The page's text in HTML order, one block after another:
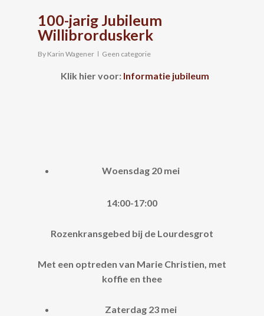
100-jarig Jubileum
Willibrorduskerk
By Karin Wagener Geen categorie
Klik hier voor: Informatie jubileum
Woensdag 20 mei
14:00-17:00
Rozenkransgebed bij de Lourdesgrot
Met een optreden van Marie Christien, met
koffie en thee
Zaterdag 23 mei